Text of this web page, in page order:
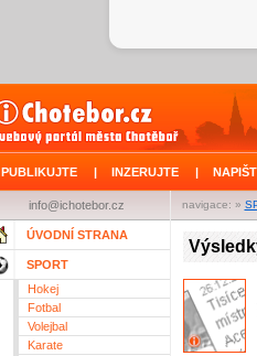
PUBLIKUJTE | INZERUJTE |
navigace: »
info@ichotebor.cz
ÚVODNÍ STRANA
SPORT
Hokej
Fotbal
Volejbal
Karate